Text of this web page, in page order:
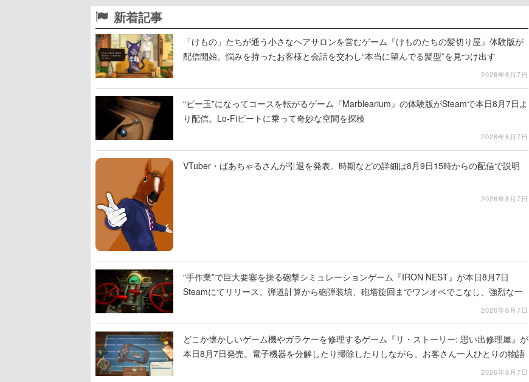
新着記事
「けもの」たちが通う小さなヘアサロンを営むゲーム『けものたちの髪切り屋』体験版が
配信開始。悩みを持ったお客様と会話を交わし“本当に望んでる髪型”を見つけ出す
2026年8月7日
“ビー玉”になってコースを転がるゲーム『Marblearium』の体験版がSteamで本日8月7日よ
り配信。Lo-Fiビートに乗って奇妙な空間を探検
2026年8月7日
VTuber・ばあちゃるさんが引退を発表。時期などの詳細は8月9日15時からの配信で説明
2026年8月7日
“手作業”で巨大要塞を操る砲撃シミュレーションゲーム『IRON NEST』が本日8月7日
Steamにてリリース。弾道計算から砲弾装填、砲塔旋回までワンオペでこなし、強烈な一
2026年8月7日
どこか懐かしいゲーム機やガラケーを修理するゲーム『リ・ストーリー: 思い出修理屋』が
本日8月7日発売。電子機器を分解したり掃除したりしながら、お客さん一人ひとりの物語
2026年8月7日